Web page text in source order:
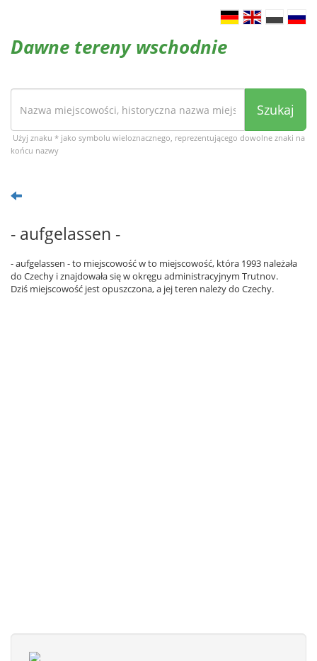
Dawne tereny wschodnie
Szukaj
Użyj znaku * jako symbolu wieloznacznego, reprezentującego dowolne znaki na
końcu nazwy
- aufgelassen -
- aufgelassen - to miejscowość w to miejscowość, która 1993 należała
do Czechy i znajdowała się w okręgu administracyjnym Trutnov.
Dziś miejscowość jest opuszczona, a jej teren należy do Czechy.